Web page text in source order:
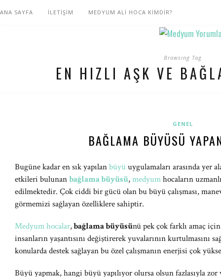
ANA SAYFA İLETİŞİM MEDYUM ALİ HOCA KİMDİR?
Browsing Tag
EN HIZLI AŞK VE
GENEL
BAĞLAMA BÜYÜSÜ
Bugüne kadar en sık yapılanbüyü uygulamaları arasında yer
etkileri bulunanbağlama büyüsü,medyumhocaların
edilmektedir. Çok ciddi bir gücü olan bu büyü çalışması,
görmemizi sağlayan özelliklere sahiptir.
Medyum hocalar,bağlama büyüsünü pek çok farklı amaç
insanların yaşantısını değiştirerek yuvalarının kurtulmasını
konularda destek sağlayan bu özel çalışmanın enerjisi çok
Büyü yapmak, hangi büyü yapılıyor olursa olsun fazlasıyla